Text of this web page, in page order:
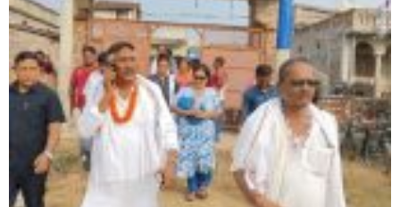
सिराहा-२ मा संजय यादव भिड्ने !